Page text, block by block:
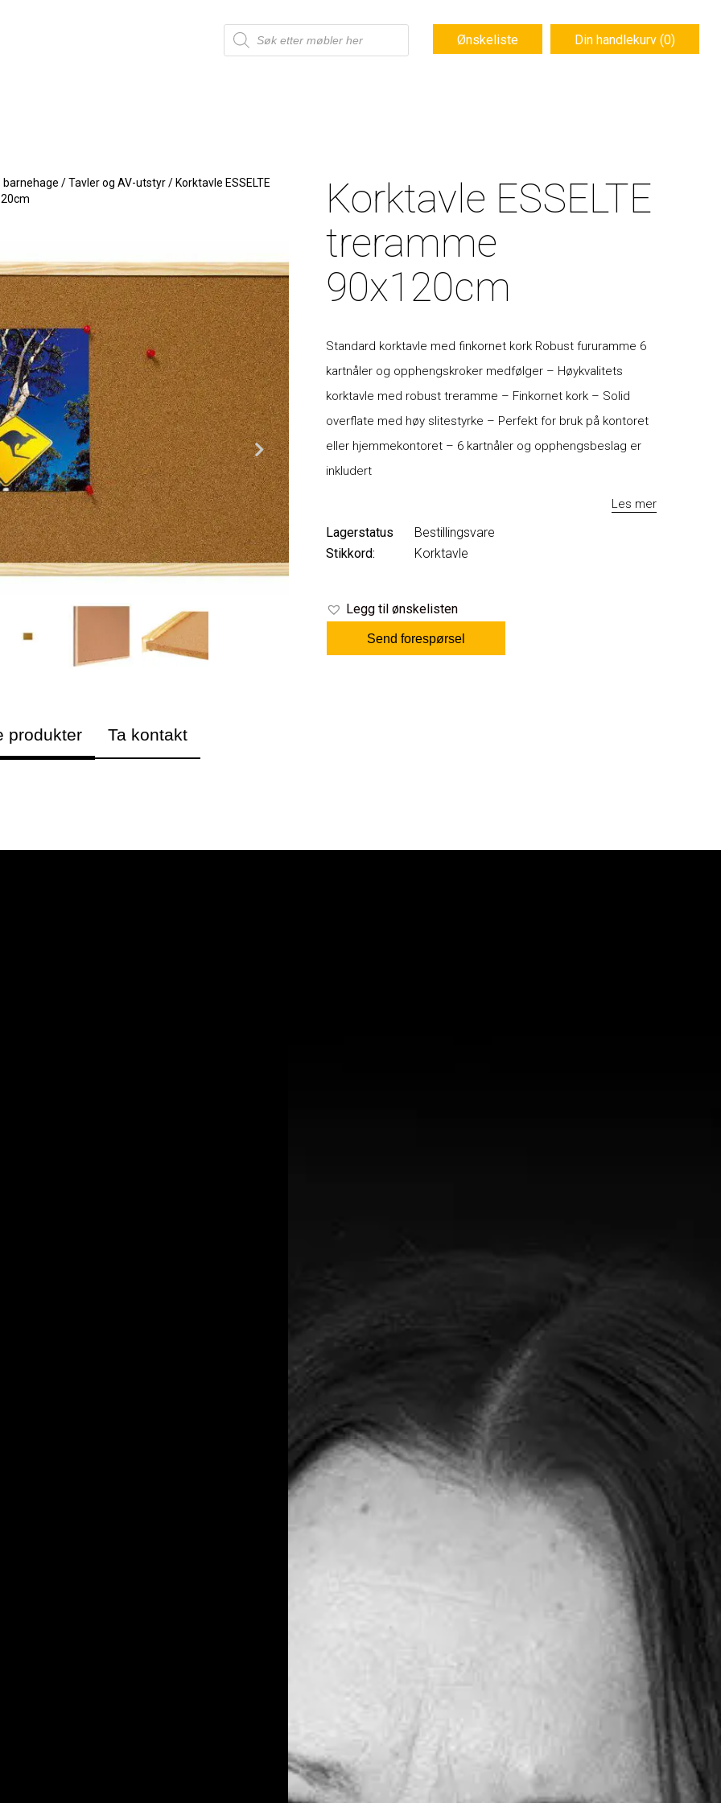
Din handlekurv (0)
Ønskeliste
barnehage /Tavler og AV-utstyr/ Korktavle ESSELTE
Korktavle ESSELTE
treramme
90x120cm
Standard korktavle med finkornet kork Robust fururamme 6
kartnåler og opphengskroker medfølger – Høykvalitets
korktavle med robust treramme – Finkornet kork – Solid
overflate med høy slitestyrke – Perfekt for bruk på kontoret
eller hjemmekontoret – 6 kartnåler og opphengsbeslag er
inkludert
Les mer
Lagerstatus
Bestillingsvare
Stikkord:
Korktavle
Legg til ønskelisten
Send forespørsel
produkter Ta kontakt